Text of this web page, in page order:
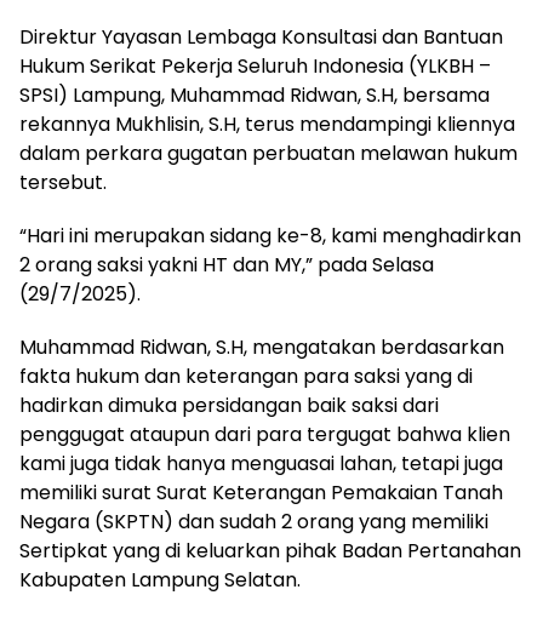
Direktur Yayasan Lembaga Konsultasi dan Bantuan
Hukum Serikat Pekerja Seluruh Indonesia (YLKBH –
SPSI) Lampung, Muhammad Ridwan, S.H, bersama
rekannya Mukhlisin, S.H, terus mendampingi kliennya
dalam perkara gugatan perbuatan melawan hukum
tersebut.
“Hari ini merupakan sidang ke-8, kami menghadirkan
2 orang saksi yakni HT dan MY,” pada Selasa
(29/7/2025).
Muhammad Ridwan, S.H, mengatakan berdasarkan
fakta hukum dan keterangan para saksi yang di
hadirkan dimuka persidangan baik saksi dari
penggugat ataupun dari para tergugat bahwa klien
kami juga tidak hanya menguasai lahan, tetapi juga
memiliki surat Surat Keterangan Pemakaian Tanah
Negara (SKPTN) dan sudah 2 orang yang memiliki
Sertipkat yang di keluarkan pihak Badan Pertanahan
Kabupaten Lampung Selatan.